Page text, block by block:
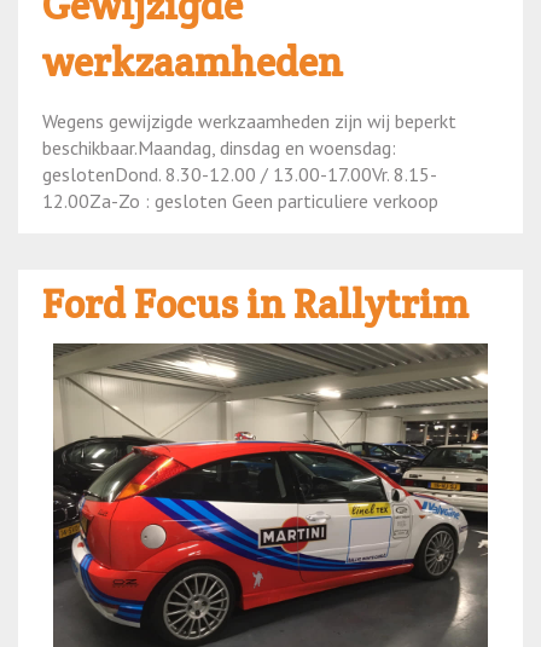
werkzaamheden
Wegens gewijzigde werkzaamheden zijn wij beperkt
beschikbaar.Maandag, dinsdag en woensdag:
geslotenDond. 8.30-12.00 / 13.00-17.00Vr. 8.15-
12.00Za-Zo : gesloten Geen particuliere verkoop
Ford Focus in Rallytrim